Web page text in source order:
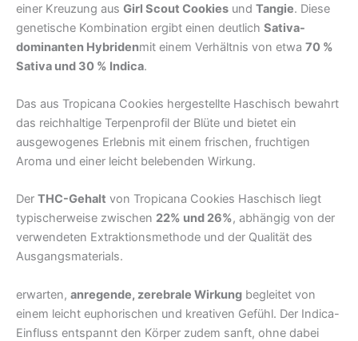
einer Kreuzung aus Girl Scout Cookies und Tangie. Diese
genetische Kombination ergibt einen deutlich Sativa-
dominanten Hybridenmit einem Verhältnis von etwa 70 %
Sativa und 30 % Indica.
Das aus Tropicana Cookies hergestellte Haschisch bewahrt
das reichhaltige Terpenprofil der Blüte und bietet ein
ausgewogenes Erlebnis mit einem frischen, fruchtigen
Aroma und einer leicht belebenden Wirkung.
Der THC-Gehalt von Tropicana Cookies Haschisch liegt
typischerweise zwischen 22% und 26%, abhängig von der
verwendeten Extraktionsmethode und der Qualität des
Ausgangsmaterials.
erwarten, anregende, zerebrale Wirkung begleitet von
einem leicht euphorischen und kreativen Gefühl. Der Indica-
Einfluss entspannt den Körper zudem sanft, ohne dabei